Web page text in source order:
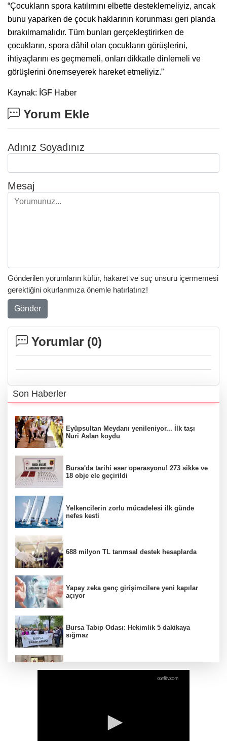
“Çocukların spora katılımını elbette desteklemeliyiz, ancak
bunu yaparken de çocuk haklarının korunması geri planda
bırakılmamalıdır. Tüm bunları gerçekleştirirken de
çocukların, spora dâhil olan çocukların görüşlerini,
ihtiyaçlarını es geçmemeli, onları dikkatle dinlemeli ve
görüşlerini önemseyerek hareket etmeliyiz.”
Kaynak: İGF Haber
Yorum Ekle
Adınız Soyadınız
Mesaj
Gönderilen yorumların küfür, hakaret ve suç unsuru içermemesi
gerektiğini okurlarımıza önemle hatırlatırız!
Gönder
Yorumlar (0)
Son Haberler
Eyüpsultan Meydanı yenileniyor... İlk taşı
Nuri Aslan koydu
Bursa'da tarihi eser operasyonu! 273 sikke ve
18 obje ele geçirildi
Yelkencilerin zorlu mücadelesi ilk günde
nefes kesti
688 milyon TL tarımsal destek hesaplarda
Yapay zeka genç girişimcilere yeni kapılar
açıyor
Bursa Tabip Odası: Hekimlik 5 dakikaya
sığmaz
kilo esrar ele geçirildi